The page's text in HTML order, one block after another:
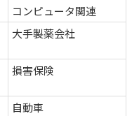
コンピュータ関連
大手製薬会社
損害保険
自動車